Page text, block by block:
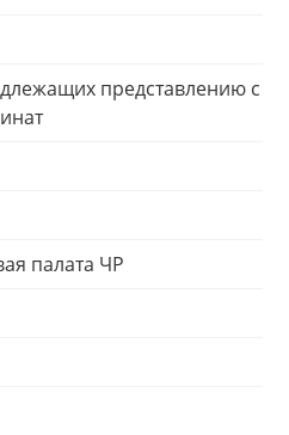
представлению с
палата ЧР